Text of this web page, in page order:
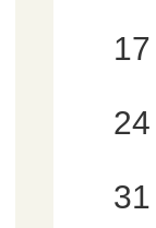
17
24
31